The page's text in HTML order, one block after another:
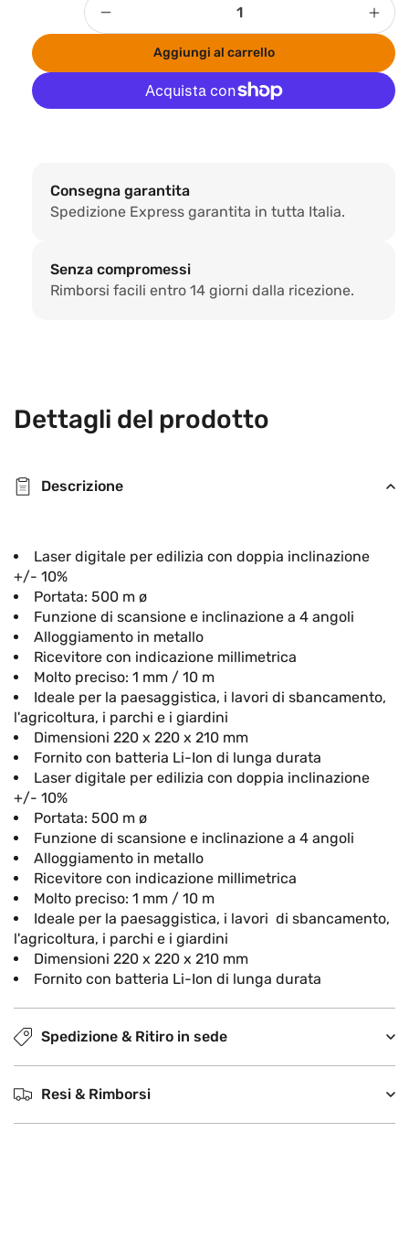
t
i
n
Quantità
BRAVO
LASER
green
per
Aggiungi al carrello
Consegna garantita
Spedizione Express garantita in tutta Italia.
Senza compromessi
Rimborsi facili entro 14 giorni dalla ricezione.
Dettagli del prodotto
Descrizione
Laser digitale per edilizia con doppia inclinazione
+/- 10%
Portata: 500 m ø
Funzione di scansione e inclinazione a 4 angoli
Alloggiamento in metallo
Ricevitore con indicazione millimetrica
Molto preciso: 1 mm / 10 m
Ideale per la paesaggistica, i lavori di sbancamento,
l'agricoltura, i parchi e i giardini
Dimensioni 220 x 220 x 210 mm
Fornito con batteria Li-Ion di lunga durata
Laser digitale per edilizia con doppia inclinazione
+/- 10%
Portata: 500 m ø
Funzione di scansione e inclinazione a 4 angoli
Alloggiamento in metallo
Ricevitore con indicazione millimetrica
Molto preciso: 1 mm / 10 m
Ideale per la paesaggistica, i lavori di sbancamento,
l'agricoltura, i parchi e i giardini
Dimensioni 220 x 220 x 210 mm
Fornito con batteria Li-Ion di lunga durata
Spedizione & Ritiro in sede
Resi & Rimborsi